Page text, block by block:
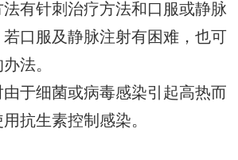
有针刺治疗方法和口服或静脉
口服及静脉注射有困难，也可
法。
于细菌或病毒感染引起高热而
抗生素控制感染。